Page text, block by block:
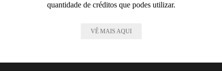
quantidade de créditos que podes utilizar.
VÊ MAIS AQUI